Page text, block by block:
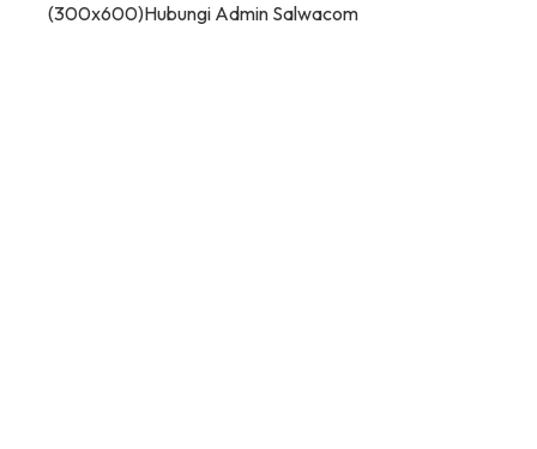
(300x600)Hubungi Admin Salwacom